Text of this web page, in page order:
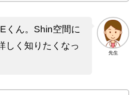
先生
くん。Shin空間に
しく知りたくなっ